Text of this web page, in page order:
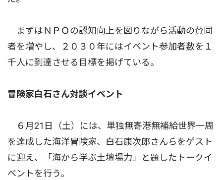
まずはＮＰＯの認知向上を図りながら活動の賛同
者を増やし、２０３０年にはイベント参加者数を１
千人に到達させる目標を掲げている。
冒険家白石さん対談イベント
６月21日（土）には、単独無寄港無補給世界一周
を達成した海洋冒険家、白石康次郎さんらをゲスト
に迎え、「海から学ぶ土壇場力」と題したトークイ
ベントを行う。